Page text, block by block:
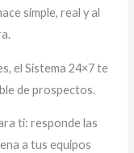
simple, real y al
el Sistema 24×7 te
de prospectos.
ti: responde las
a tus equipos